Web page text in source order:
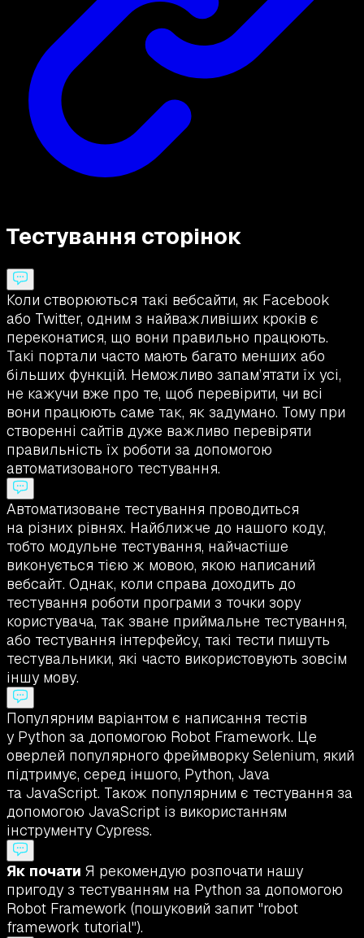
Тестування сторінок
Коли створюються такі вебсайти, як Facebook
або Twitter, одним з найважливіших кроків є
переконатися, що вони правильно працюють.
Такі портали часто мають багато менших або
більших функцій. Неможливо запам’ятати їх усі,
не кажучи вже про те, щоб перевірити, чи всі
вони працюють саме так, як задумано. Тому при
створенні сайтів дуже важливо перевіряти
правильність їх роботи за допомогою
автоматизованого тестування.
Автоматизоване тестування проводиться
на різних рівнях. Найближче до нашого коду,
тобто модульне тестування, найчастіше
виконується тією ж мовою, якою написаний
вебсайт. Однак, коли справа доходить до
тестування роботи програми з точки зору
користувача, так зване приймальне тестування,
або тестування інтерфейсу, такі тести пишуть
тестувальники, які часто використовують зовсім
іншу мову.
Популярним варіантом є написання тестів
у Python за допомогою Robot Framework. Це
оверлей популярного фреймворку Selenium, який
підтримує, серед іншого, Python, Java
та JavaScript. Також популярним є тестування за
допомогою JavaScript із використанням
інструменту Cypress.
Як почати Я рекомендую розпочати нашу
пригоду з тестуванням на Python за допомогою
Robot Framework (пошуковий запит "robot
framework tutorial").